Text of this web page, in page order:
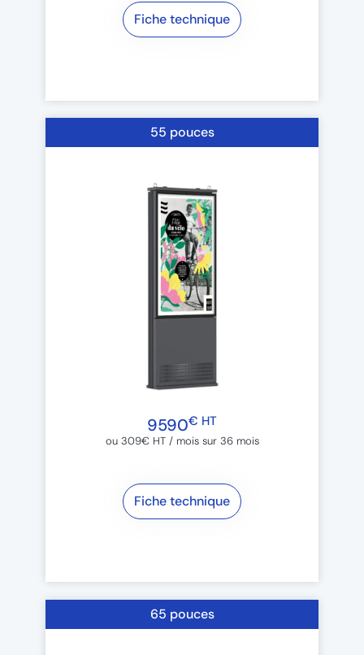
Fiche technique
55 pouces
9590€ HT
ou 309€ HT / mois sur 36 mois​
Fiche technique
65 pouces